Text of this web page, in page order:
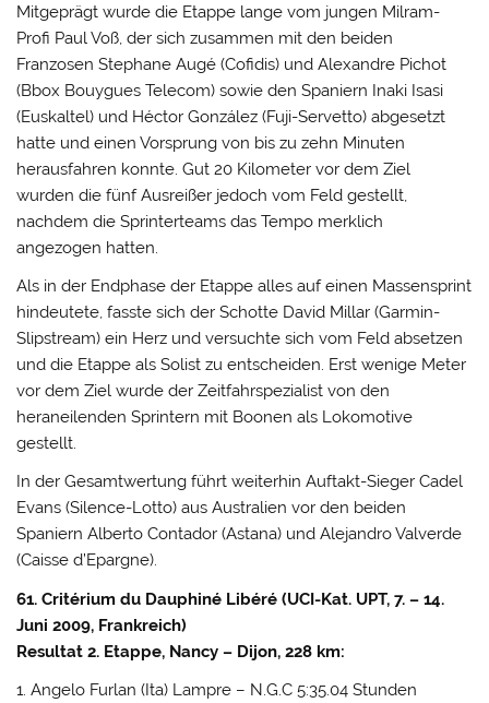
Mitgeprägt wurde die Etappe lange vom jungen Milram-
Profi Paul Voß, der sich zusammen mit den beiden
Franzosen Stephane Augé (Cofidis) und Alexandre Pichot
(Bbox Bouygues Telecom) sowie den Spaniern Inaki Isasi
(Euskaltel) und Héctor González (Fuji-Servetto) abgesetzt
hatte und einen Vorsprung von bis zu zehn Minuten
herausfahren konnte. Gut 20 Kilometer vor dem Ziel
wurden die fünf Ausreißer jedoch vom Feld gestellt,
nachdem die Sprinterteams das Tempo merklich
angezogen hatten.
Als in der Endphase der Etappe alles auf einen Massensprint
hindeutete, fasste sich der Schotte David Millar (Garmin-
Slipstream) ein Herz und versuchte sich vom Feld absetzen
und die Etappe als Solist zu entscheiden. Erst wenige Meter
vor dem Ziel wurde der Zeitfahrspezialist von den
heraneilenden Sprintern mit Boonen als Lokomotive
gestellt.
In der Gesamtwertung führt weiterhin Auftakt-Sieger Cadel
Evans (Silence-Lotto) aus Australien vor den beiden
Spaniern Alberto Contador (Astana) und Alejandro Valverde
(Caisse d’Epargne).
61. Critérium du Dauphiné Libéré (UCI-Kat. UPT, 7. – 14.
Juni 2009, Frankreich)
Resultat 2. Etappe, Nancy – Dijon, 228 km:
1. Angelo Furlan (Ita) Lampre – N.G.C 5:35.04 Stunden